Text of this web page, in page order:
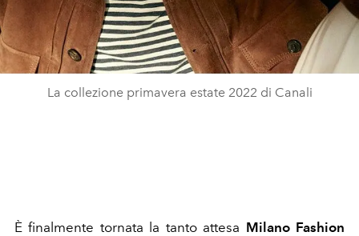
La collezione primavera estate 2022 di Canali
È finalmente tornata la tanto attesa Milano Fashion